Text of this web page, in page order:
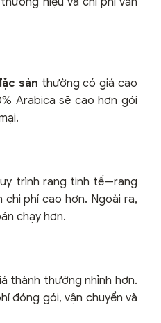
sản thường có giá cao
Arabica sẽ cao hơn gói
trình rang tinh tế—rang
phí cao hơn. Ngoài ra,
chạy hơn.
thành thường nhỉnh hơn.
đóng gói, vận chuyển và